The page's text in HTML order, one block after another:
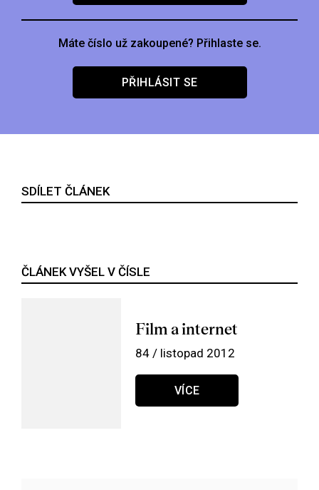
Máte číslo už zakoupené? Přihlaste se.
PŘIHLÁSIT SE
SDÍLET ČLÁNEK
ČLÁNEK VYŠEL V ČÍSLE
Film a internet
84 / listopad 2012
VÍCE